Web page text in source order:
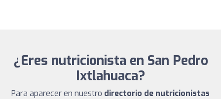
¿Eres nutricionista en San Pedro
Ixtlahuaca?
Para aparecer en nuestro directorio de nutricionistas